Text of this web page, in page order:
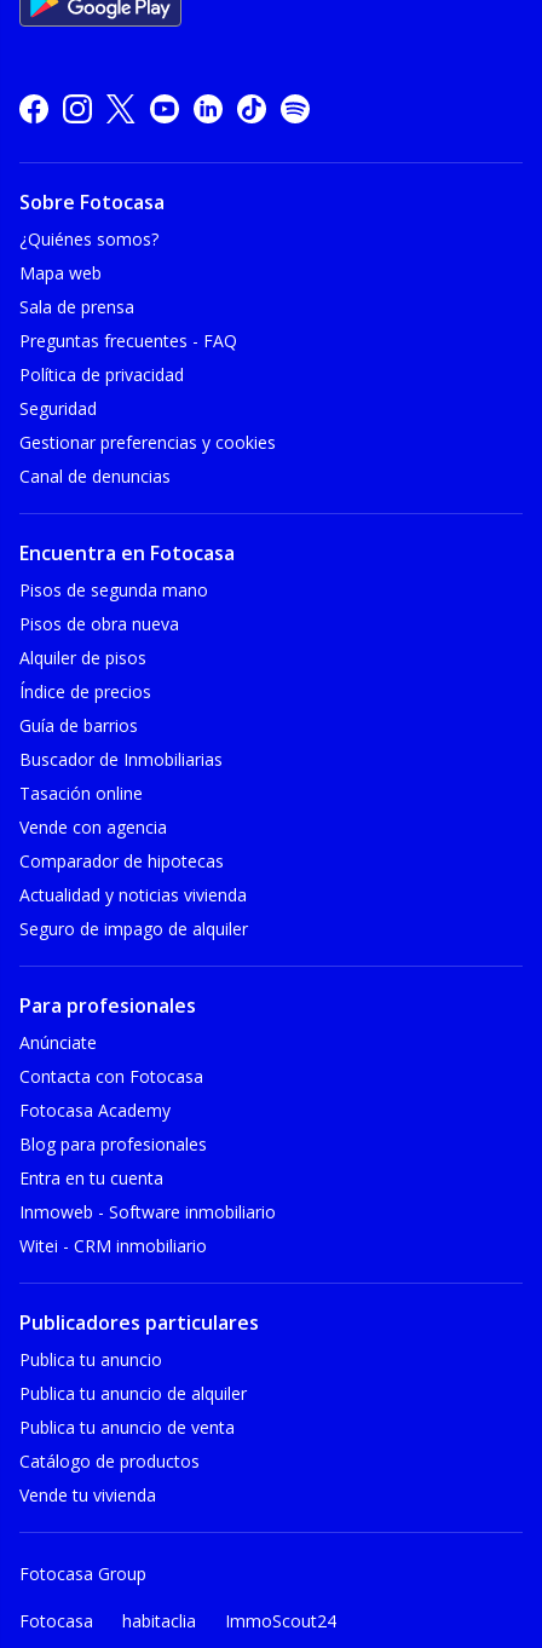
Sobre Fotocasa
¿Quiénes somos?
Mapa web
Sala de prensa
Preguntas frecuentes - FAQ
Política de privacidad
Seguridad
Gestionar preferencias y cookies
Canal de denuncias
Encuentra en Fotocasa
Pisos de segunda mano
Pisos de obra nueva
Alquiler de pisos
Índice de precios
Guía de barrios
Buscador de Inmobiliarias
Tasación online
Vende con agencia
Comparador de hipotecas
Actualidad y noticias vivienda
Seguro de impago de alquiler
Para profesionales
Anúnciate
Contacta con Fotocasa
Fotocasa Academy
Blog para profesionales
Entra en tu cuenta
Inmoweb - Software inmobiliario
Witei - CRM inmobiliario
Publicadores particulares
Publica tu anuncio
Publica tu anuncio de alquiler
Publica tu anuncio de venta
Catálogo de productos
Vende tu vivienda
Fotocasa Group
Fotocasa habitaclia ImmoScout24